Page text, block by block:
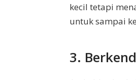
kecil tetapi
untuk sampai
3.